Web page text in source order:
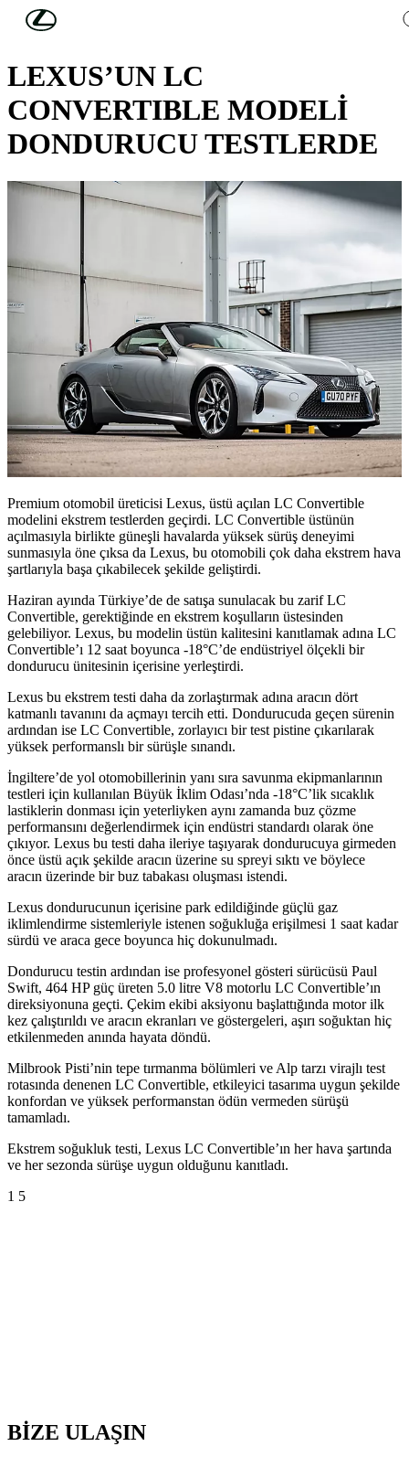
Skip to Main Content
LEXUS HABERLERİ
LEXUS’UN LC
CONVERTIBLE MODELİ
DONDURUCU TESTLERDE
Premium otomobil üreticisi Lexus, üstü açılan LC Convertible
modelini ekstrem testlerden geçirdi. LC Convertible üstünün
açılmasıyla birlikte güneşli havalarda yüksek sürüş deneyimi
sunmasıyla öne çıksa da Lexus, bu otomobili çok daha ekstrem hava
şartlarıyla başa çıkabilecek şekilde geliştirdi.
Haziran ayında Türkiye’de de satışa sunulacak bu zarif LC
Convertible, gerektiğinde en ekstrem koşulların üstesinden
gelebiliyor. Lexus, bu modelin üstün kalitesini kanıtlamak adına LC
Convertible’ı 12 saat boyunca -18°C’de endüstriyel ölçekli bir
dondurucu ünitesinin içerisine yerleştirdi.
Lexus bu ekstrem testi daha da zorlaştırmak adına aracın dört
katmanlı tavanını da açmayı tercih etti. Dondurucuda geçen sürenin
ardından ise LC Convertible, zorlayıcı bir test pistine çıkarılarak
yüksek performanslı bir sürüşle sınandı.
İngiltere’de yol otomobillerinin yanı sıra savunma ekipmanlarının
testleri için kullanılan Büyük İklim Odası’nda -18°C’lik sıcaklık
lastiklerin donması için yeterliyken aynı zamanda buz çözme
performansını değerlendirmek için endüstri standardı olarak öne
çıkıyor. Lexus bu testi daha ileriye taşıyarak dondurucuya girmeden
önce üstü açık şekilde aracın üzerine su spreyi sıktı ve böylece
aracın üzerinde bir buz tabakası oluşması istendi.
Lexus dondurucunun içerisine park edildiğinde güçlü gaz
iklimlendirme sistemleriyle istenen soğukluğa erişilmesi 1 saat kadar
sürdü ve araca gece boyunca hiç dokunulmadı.
Dondurucu testin ardından ise profesyonel gösteri sürücüsü Paul
Swift, 464 HP güç üreten 5.0 litre V8 motorlu LC Convertible’ın
direksiyonuna geçti. Çekim ekibi aksiyonu başlattığında motor ilk
kez çalıştırıldı ve aracın ekranları ve göstergeleri, aşırı soğuktan hiç
etkilenmeden anında hayata döndü.
Milbrook Pisti’nin tepe tırmanma bölümleri ve Alp tarzı virajlı test
rotasında denenen LC Convertible, etkileyici tasarıma uygun şekilde
konfordan ve yüksek performanstan ödün vermeden sürüşü
tamamladı.
Ekstrem soğukluk testi, Lexus LC Convertible’ın her hava şartında
ve her sezonda sürüşe uygun olduğunu kanıtladı.
1 5
BİZE ULAŞIN